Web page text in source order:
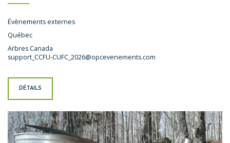
Évènements externes
Québec
Arbres Canada
support_CCFU-CUFC_2026@opcevenements.com
DÉTAILS